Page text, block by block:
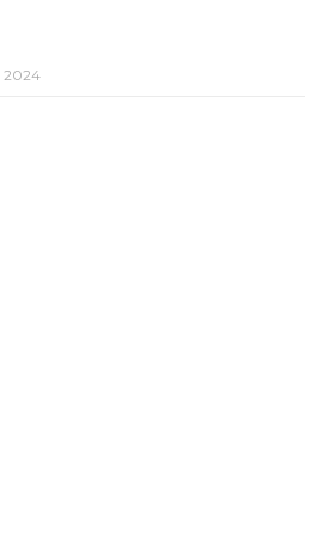
2024